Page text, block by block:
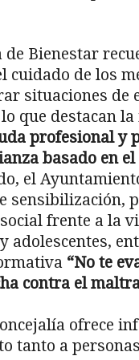
de Bienestar
cuidado de los
situaciones de
que destacan
profesional y
basado en
el
sensibilización,
frente a la
adolescentes,
“No te
contra el
ofrece
tanto a